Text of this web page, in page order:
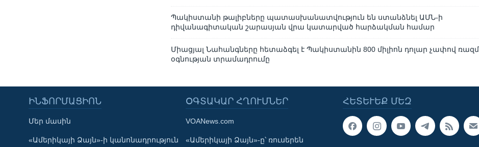
Learning English
Պակիստանի թալիբները պատասխանատվություն են ստանձնել ԱՄՆ-ի
դիվանագիտական շարասյան վրա կատարված հարձակման համար
Միացյալ Նահանգները հետաձգել է Պակիստանին 800 միլիոն դոլար չափով
օգնության տրամադրումը
ՀԵՏԵՒԵՔ ՄԵԶ
ԻՆՖՈՐՄԱՑԻՈՆ
Մեր մասին
«Ամերիկայի Ձայն»-ի կանոնադրություն
ՕԳՏԱԿԱՐ ՀՂՈՒՄՆԵՐ
VOANews.com
«Ամերիկայի Ձայն»-ը՝ ռուսերեն